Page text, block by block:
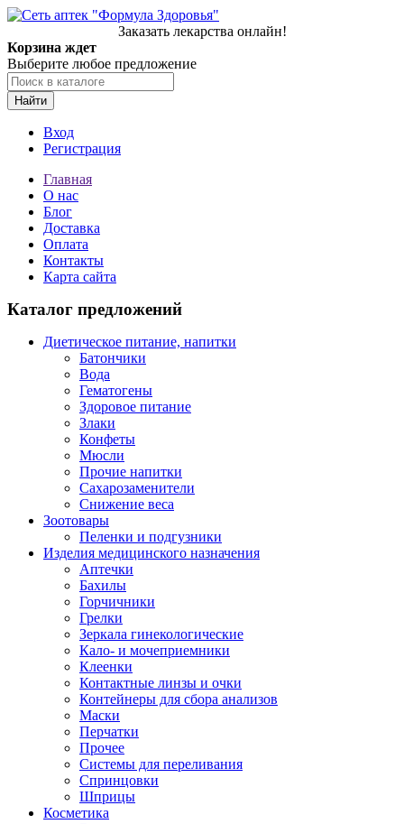
Заказать лекарства онлайн!
Корзина ждет
Выберите любое предложение
Найти
Вход
Регистрация
Главная
О нас
Блог
Доставка
Оплата
Контакты
Карта сайта
Каталог предложений
Диетическое питание, напитки
Батончики
Вода
Гематогены
Здоровое питание
Злаки
Конфеты
Мюсли
Прочие напитки
Сахарозаменители
Снижение веса
Зоотовары
Пеленки и подгузники
Изделия медицинского назначения
Аптечки
Бахилы
Горчичники
Грелки
Зеркала гинекологические
Кало- и мочеприемники
Клеенки
Контактные линзы и очки
Контейнеры для сбора анализов
Маски
Перчатки
Прочее
Системы для переливания
Спринцовки
Шприцы
Косметика